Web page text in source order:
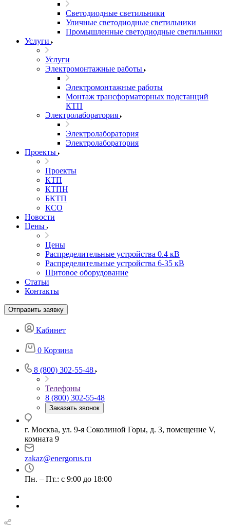
Светодиодные светильники
Уличные светодиодные светильники
Промышленные светодиодные светильники
Услуги
Услуги
Электромонтажные работы
Электромонтажные работы
Монтаж трансформаторных подстанций
КТП
Электролаборатория
Электролаборатория
Электролаборатория
Проекты
Проекты
КТП
КТПН
БКТП
КСО
Новости
Цены
Цены
Распределительные устройства 0.4 кВ
Распределительные устройства 6-35 кВ
Щитовое оборудование
Статьи
Контакты
Отправить заявку
Кабинет
0 Корзина
8 (800) 302-55-48
Телефоны
8 (800) 302-55-48
Заказать звонок
г. Москва, ул. 9-я Соколиной Горы, д. 3, помещение V,
комната 9
zakaz@energorus.ru
Пн. – Пт.: с 9:00 до 18:00